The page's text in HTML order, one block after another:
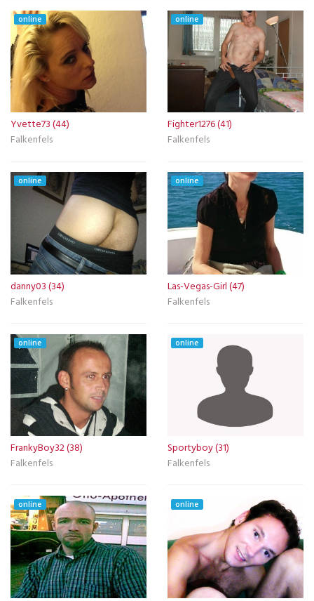
online
Yvette73 (44)
Falkenfels
online
Fighter1276 (41)
Falkenfels
online
danny03 (34)
Falkenfels
online
Las-Vegas-Girl (47)
Falkenfels
online
FrankyBoy32 (38)
Falkenfels
online
Sportyboy (31)
Falkenfels
online online